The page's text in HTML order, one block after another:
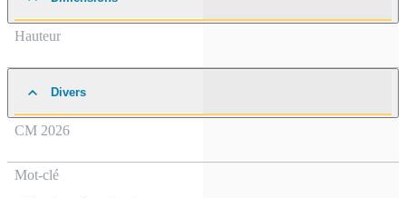
Hauteur
Divers
CM 2026
Mot-clé